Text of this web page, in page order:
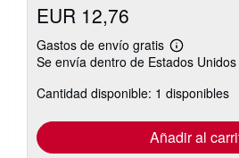
EUR 12,76
Gastos de envío gratis
Más
información
las
tarifas
envío
Se envía dentro de Estados
Cantidad disponible: 1 disponibles
Añadir al